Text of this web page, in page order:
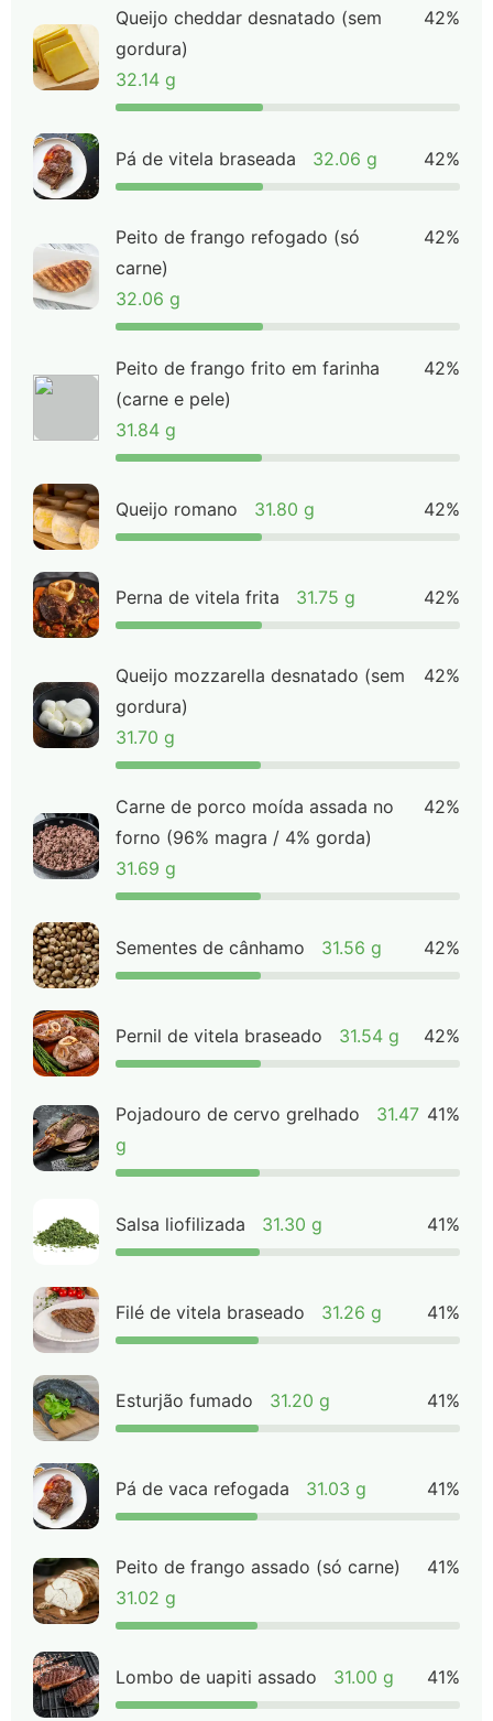
Queijo cheddar desnatado (sem
gordura)
32.14 g
42%
Pá de vitela braseada 32.06 g 42%
Peito de frango refogado (só
carne)
32.06 g
42%
Peito de frango frito em farinha
(carne e pele)
31.84 g
42%
Queijo romano 31.80 g 42%
Perna de vitela frita 31.75 g 42%
Queijo mozzarella desnatado (sem
gordura)
31.70 g
42%
Carne de porco moída assada no
forno (96% magra / 4% gorda)
31.69 g
42%
Sementes de cânhamo 31.56 g 42%
Pernil de vitela braseado 31.54 g 42%
Pojadouro de cervo grelhado
31.47
g
41%
Salsa liofilizada 31.30 g 41%
Filé de vitela braseado 31.26 g 41%
Esturjão fumado 31.20 g 41%
Pá de vaca refogada 31.03 g 41%
Peito de frango assado (só carne)
31.02 g
41%
Lombo de uapiti assado 31.00 g 41%